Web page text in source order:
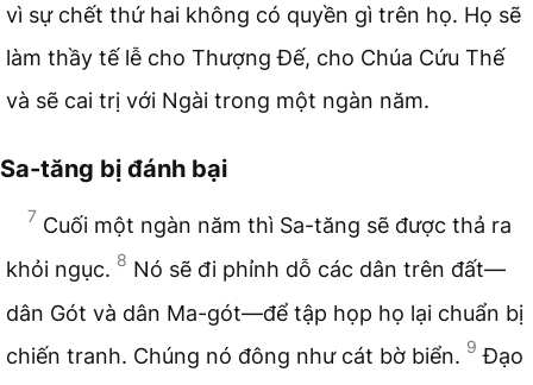
vì sự chết thứ hai không có quyền gì trên họ. Họ sẽ
làm thầy tế lễ cho Thượng Đế, cho Chúa Cứu Thế
và sẽ cai trị với Ngài trong một ngàn năm.
Sa-tăng bị đánh bại
7 Cuối một ngàn năm thì Sa-tăng sẽ được thả ra
khỏi ngục. 8 Nó sẽ đi phỉnh dỗ các dân trên đất—
dân Gót và dân Ma-gót—để tập họp họ lại chuẩn bị
chiến tranh. Chúng nó đông như cát bờ biển. 9 Đạo